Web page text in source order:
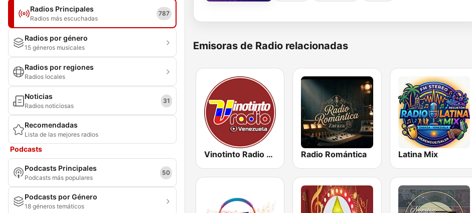
Radios Principales
Radios más escuchadas
787
Radios por género
15 géneros musicales
Radios por regiones
Radios locales
Noticias
Radios noticiosas
31
Recomendadas
Lista de las mejores radios
Podcasts
Podcasts Principales
Podcasts más populares
50
Podcasts por Género
18 géneros temáticos
Emisoras de Radio relacionadas
Vinotinto Radio Venezuela Radio Romántica Latina Mix